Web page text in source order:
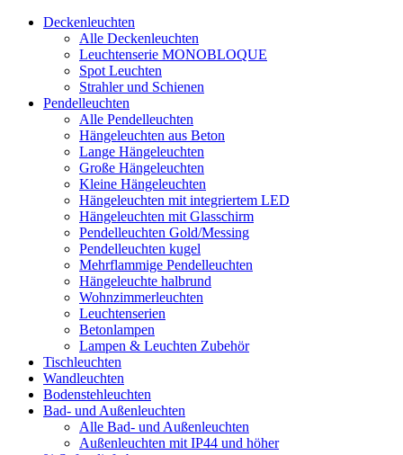
Deckenleuchten
Alle Deckenleuchten
Leuchtenserie MONOBLOQUE
Spot Leuchten
Strahler und Schienen
Pendelleuchten
Alle Pendelleuchten
Hängeleuchten aus Beton
Lange Hängeleuchten
Große Hängeleuchten
Kleine Hängeleuchten
Hängeleuchten mit integriertem LED
Hängeleuchten mit Glasschirm
Pendelleuchten Gold/Messing
Pendelleuchten kugel
Mehrflammige Pendelleuchten
Hängeleuchte halbrund
Wohnzimmerleuchten
Leuchtenserien
Betonlampen
Lampen & Leuchten Zubehör
Tischleuchten
Wandleuchten
Bodenstehleuchten
Bad- und Außenleuchten
Alle Bad- und Außenleuchten
Außenleuchten mit IP44 und höher